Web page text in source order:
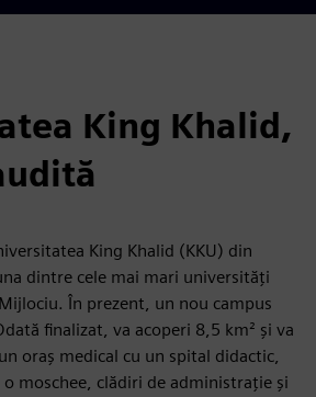
King Khalid,
King Khalid (KKU) din
dintre cele mai mari universități
În prezent, un nou campus
finalizat, va acoperi 8,5 km² și va
oraș medical cu un spital didactic,
moschee, clădiri de administrație și